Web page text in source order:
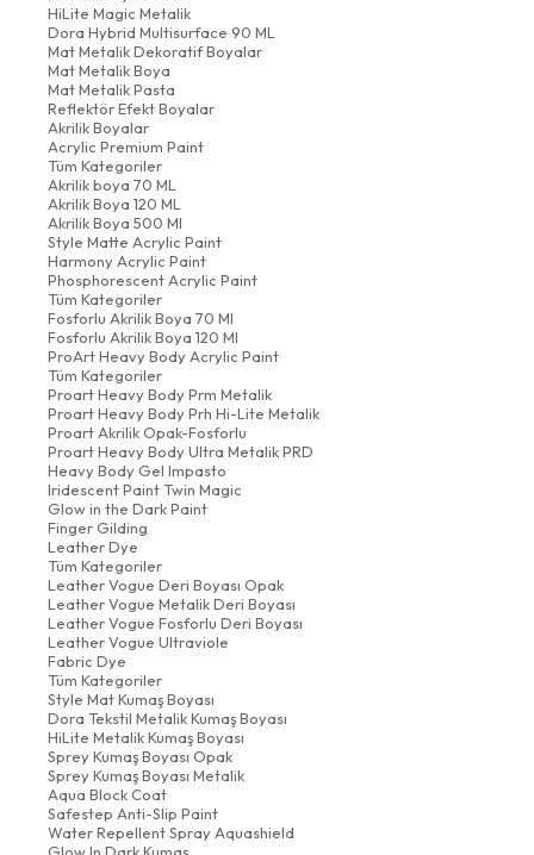
HiLite Magic Metalik
Dora Hybrid Multisurface 90 ML
Mat Metalik Dekoratif Boyalar
Mat Metalik Boya
Mat Metalik Pasta
Reflektör Efekt Boyalar
Akrilik Boyalar
Acrylic Premium Paint
Tüm Kategoriler
Akrilik boya 70 ML
Akrilik Boya 120 ML
Akrilik Boya 500 Ml
Style Matte Acrylic Paint
Harmony Acrylic Paint
Phosphorescent Acrylic Paint
Tüm Kategoriler
Fosforlu Akrilik Boya 70 Ml
Fosforlu Akrilik Boya 120 Ml
ProArt Heavy Body Acrylic Paint
Tüm Kategoriler
Proart Heavy Body Prm Metalik
Proart Heavy Body Prh Hi-Lite Metalik
Proart Akrilik Opak-Fosforlu
Proart Heavy Body Ultra Metalik PRD
Heavy Body Gel Impasto
Iridescent Paint Twin Magic
Glow in the Dark Paint
Finger Gilding
Leather Dye
Tüm Kategoriler
Leather Vogue Deri Boyası Opak
Leather Vogue Metalik Deri Boyası
Leather Vogue Fosforlu Deri Boyası
Leather Vogue Ultraviole
Fabric Dye
Tüm Kategoriler
Style Mat Kumaş Boyası
Dora Tekstil Metalik Kumaş Boyası
HiLite Metalik Kumaş Boyası
Sprey Kumaş Boyası Opak
Sprey Kumaş Boyası Metalik
Aqua Block Coat
Safestep Anti-Slip Paint
Water Repellent Spray Aquashield